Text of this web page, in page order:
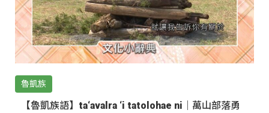
魯凱族
【魯凱族語】ta‘avalra ‘i tatolohae ni｜萬山部落勇